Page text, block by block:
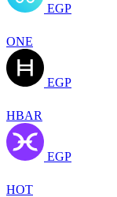
EGP
ONE
EGP
HBAR
EGP
HOT